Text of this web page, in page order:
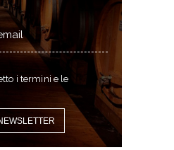
i termini e le